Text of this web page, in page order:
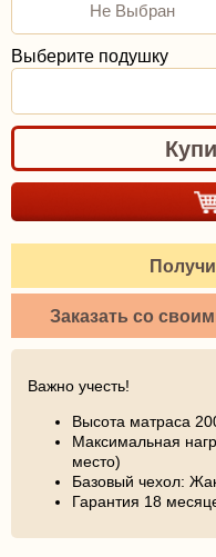
Не Выбран
Выберите подушку
Заказать со
Важно учесть!
Высота матраса
Максимальная
место)
Базовый чехол:
Гарантия 18